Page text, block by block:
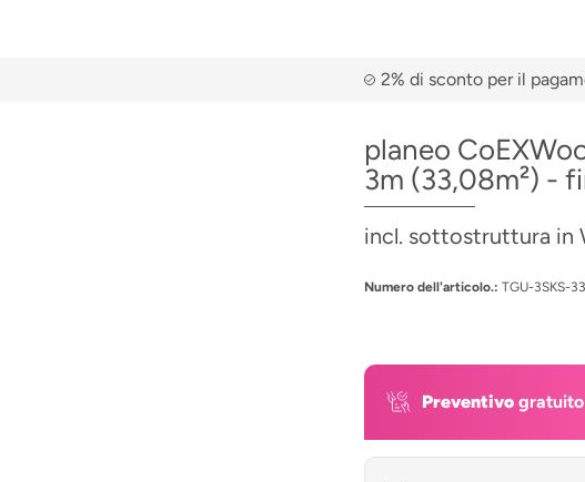
2% di sconto per il
planeo
3m (33,08m²) -
incl. sottostruttura in
Numero dell'articolo.: TGU-3SKS-
Preventivo gratuito